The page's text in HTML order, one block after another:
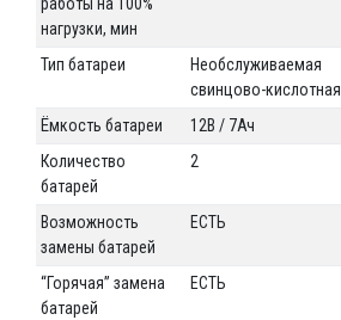
нагрузки, мин
Тип батареи
Необслуживаемая
свинцово-кислотная
Ёмкость батареи
12В / 7Ач
Количество
батарей
2
Возможность
замены батарей
ЕСТЬ
“Горячая” замена
батарей
ЕСТЬ